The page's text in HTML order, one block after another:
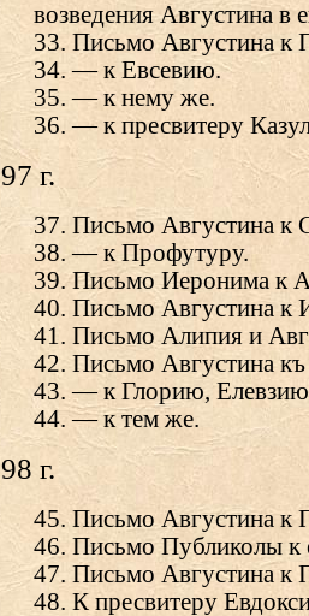
возведения Августина в
33. Письмо Августина к
34. — к Евсевию.
35. — к нему же.
36. — к пресвитеру
г.
37. Письмо Августина к
38. — к Профутуру.
39. Письмо Иеронима к
40. Письмо Августина к
41. Письмо Алипия и
42. Письмо Августина
43. — к Глорию,
44. — к тем же.
г.
45. Письмо Августина к
46. Письмо Публиколы к
47. Письмо Августина к
48. К пресвитеру